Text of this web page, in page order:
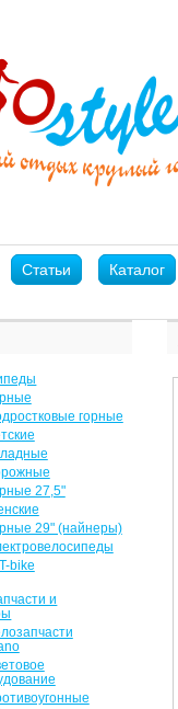
Статьи Каталог
горные
27,5"
29" (найнеры)
bike
и